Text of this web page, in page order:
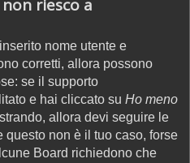
riesco a
nome utente e
corretti, allora possono
se il supporto
e hai cliccato su Ho meno
allora devi seguire le
non è il tuo caso, forse
Board richiedono che